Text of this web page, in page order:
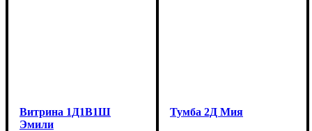
Витрина 1Д1В1Ш
Эмили
Тумба 2Д Мия